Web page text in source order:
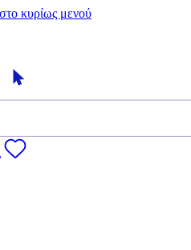
κυρίως μενού